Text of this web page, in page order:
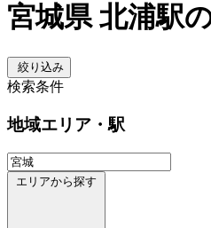
宮城県 北浦駅
絞り込み
検索条件
地域エリア・駅
エリアから探す